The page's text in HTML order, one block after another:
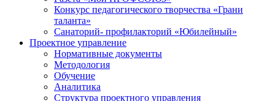
Конкурс педагогического творчества «Грани
таланта»
Санаторий- профилакторий «Юбилейный»
Проектное управление
Нормативные документы
Методология
Обучение
Аналитика
Структура проектного управления